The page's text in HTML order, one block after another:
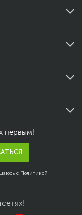
первым!
с Политикой